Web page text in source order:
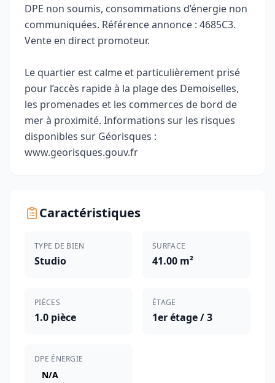
DPE non soumis, consommations d’énergie non
communiquées. Référence annonce : 4685C3.
Vente en direct promoteur.
Le quartier est calme et particulièrement prisé
pour l’accès rapide à la plage des Demoiselles,
les promenades et les commerces de bord de
mer à proximité. Informations sur les risques
disponibles sur Géorisques :
www.georisques.gouv.fr
Caractéristiques
TYPE DE BIEN
Studio
SURFACE
41.00 m²
PIÈCES
1.0 pièce
ÉTAGE
1er étage / 3
DPE ÉNERGIE
N/A